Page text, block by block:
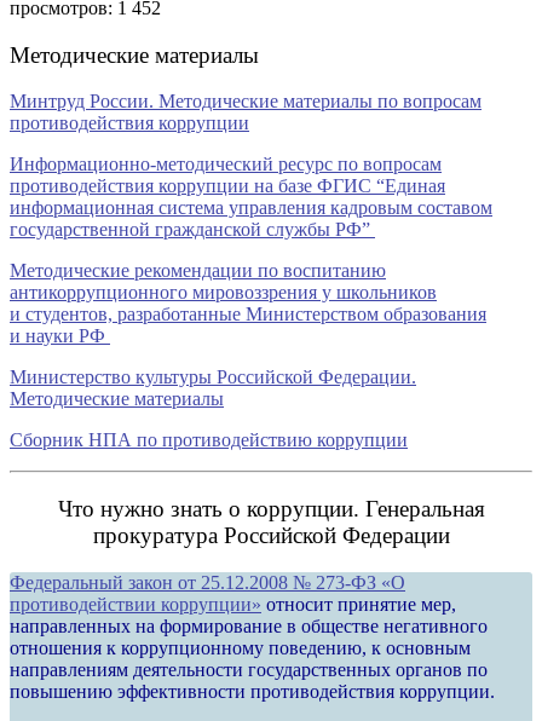
просмотров: 1 452
Методические материалы
Минтруд России. Методические материалы по вопросам
противодействия коррупции
Информационно-методический ресурс по вопросам
противодействия коррупции на базе ФГИС “Единая
информационная система управления кадровым составом
государственной гражданской службы РФ”
Методические рекомендации по воспитанию
антикоррупционного мировоззрения у школьников
и студентов, разработанные Министерством образования
и науки РФ
Министерство культуры Российской Федерации.
Методические материалы
Сборник НПА по противодействию коррупции
Что нужно знать о коррупции. Генеральная
прокуратура Российской Федерации
Федеральный закон от 25.12.2008 № 273-ФЗ «О
противодействии коррупции» относит принятие мер,
направленных на формирование в обществе негативного
отношения к коррупционному поведению, к основным
направлениям деятельности государственных органов по
повышению эффективности противодействия коррупции.